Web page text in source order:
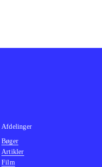
Afdelinger
Bøger
Artikler
Film